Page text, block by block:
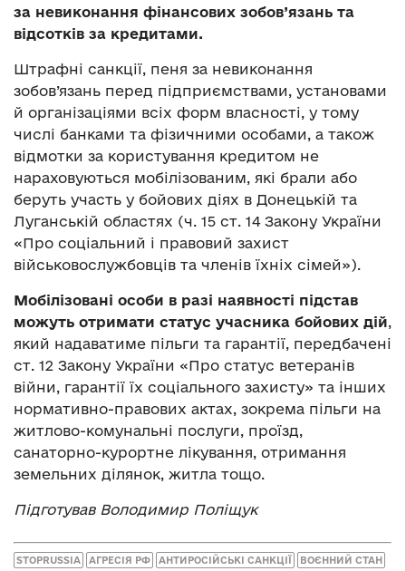
за невиконання фінансових зобов’язань та
відсотків за кредитами.
Штрафні санкції, пеня за невиконання
зобов’язань перед підприємствами, установами
й організаціями всіх форм власності, у тому
числі банками та фізичними особами, а також
відмотки за користування кредитом не
нараховуються мобілізованим, які брали або
беруть участь у бойових діях в Донецькій та
Луганській областях (ч. 15 ст. 14 Закону України
«Про соціальний і правовий захист
військовослужбовців та членів їхніх сімей»).
Мобілізовані особи в разі наявності підстав
можуть отримати статус учасника бойових дій,
який надаватиме пільги та гарантії, передбачені
ст. 12 Закону України «Про статус ветеранів
війни, гарантії їх соціального захисту» та інших
нормативно-правових актах, зокрема пільги на
житлово-комунальні послуги, проїзд,
санаторно-курортне лікування, отримання
земельних ділянок, житла тощо.
Підготував Володимир Поліщук
STOPRUSSIA АГРЕСІЯ РФ АНТИРОСІЙСЬКІ САНКЦІЇ ВОЄННИЙ СТАН